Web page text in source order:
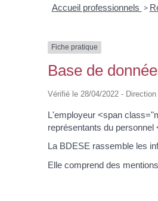
Accueil professionnels >
Fiche pratique
Base de
Vérifié le 28/04/2022 -
L'employeur <span
représentants du
La BDESE rassemble les
Elle comprend des